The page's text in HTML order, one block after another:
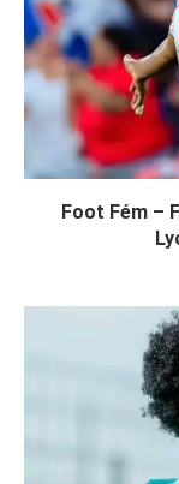
Foot Fém –